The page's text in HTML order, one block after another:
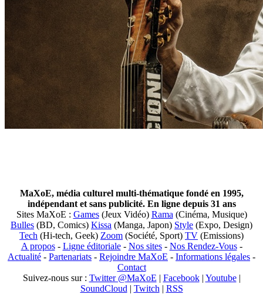
MaXoE, média culturel multi-thématique fondé en 1995,
indépendant et sans publicité. En ligne depuis 31 ans
Sites MaXoE : Games(Jeux Vidéo) Rama (Cinéma, Musique)
Bulles (BD, Comics) Kissa (Manga, Japon) Style (Expo, Design)
Tech (Hi-tech, Geek) Zoom (Société, Sport) TV (Emissions)
A propos- Ligne éditoriale- Nos sites- Nos Rendez-Vous-
Actualité - Partenariats - Rejoindre MaXoE - Informations légales -
Contact
Suivez-nous sur : Twitter @MaXoE | Facebook| Youtube|
SoundCloud | Twitch | RSS